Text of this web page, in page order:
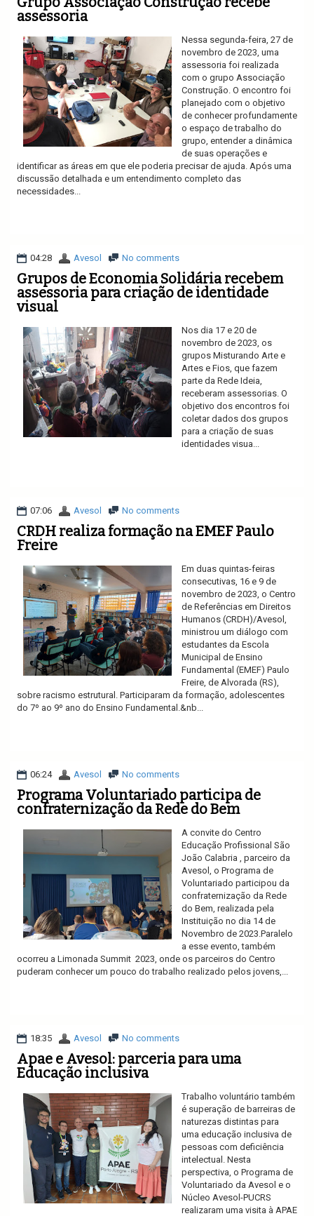
assessoria
Nessa segunda-feira, 27 de
novembro de 2023, uma
assessoria foi realizada
com o grupo Associação
Construção. O encontro foi
planejado com o objetivo
de conhecer profundamente
o espaço de trabalho do
grupo, entender a dinâmica
de suas operações e
identificar as áreas em que ele poderia precisar de ajuda. Após uma
discussão detalhada e um entendimento completo das
necessidades...
04:28 Avesol No comments
Grupos de Economia Solidária recebem
assessoria para criação de identidade
visual
Nos dia 17 e 20 de
novembro de 2023, os
grupos Misturando Arte e
Artes e Fios, que fazem
parte da Rede Ideia,
receberam assessorias. O
objetivo dos encontros foi
coletar dados dos grupos
para a criação de suas
identidades visua...
07:06 Avesol No comments
CRDH realiza formação na EMEF Paulo
Freire
Em duas quintas-feiras
consecutivas, 16 e 9 de
novembro de 2023, o Centro
de Referências em Direitos
Humanos (CRDH)/Avesol,
ministrou um diálogo com
estudantes da Escola
Municipal de Ensino
Fundamental (EMEF) Paulo
Freire, de Alvorada (RS),
sobre racismo estrutural. Participaram da formação, adolescentes
do 7º ao 9º ano do Ensino Fundamental.&nb...
06:24 Avesol No comments
Programa Voluntariado participa de
confraternização da Rede do Bem
A convite do Centro
Educação Profissional São
João Calabria , parceiro da
Avesol, o Programa de
Voluntariado participou da
confraternização da Rede
do Bem, realizada pela
Instituição no dia 14 de
Novembro de 2023.Paralelo
a esse evento, também
ocorreu a Limonada Summit 2023, onde os parceiros do Centro
puderam conhecer um pouco do trabalho realizado pelos jovens,...
18:35 Avesol No comments
Apae e Avesol: parceria para uma
Educação inclusiva
Trabalho voluntário também
é superação de barreiras de
naturezas distintas para
uma educação inclusiva de
pessoas com deficiência
intelectual. Nesta
perspectiva, o Programa de
Voluntariado da Avesol e o
Núcleo Avesol-PUCRS
realizaram uma visita à APAE